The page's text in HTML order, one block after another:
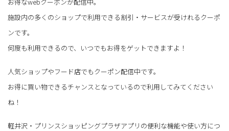
施設内の多くのショップで利用できる割引・サービスが受けれるクーポ
ンです。
何度も利用できるので、いつでもお得をゲットできますよ！
人気ショップやフード店でもクーポン配信中です。
お得に買い物できるチャンスとなっているので利用してみてください
ね！
軽井沢・プリンスショッピングプラザアプリの便利な機能や使い方につ